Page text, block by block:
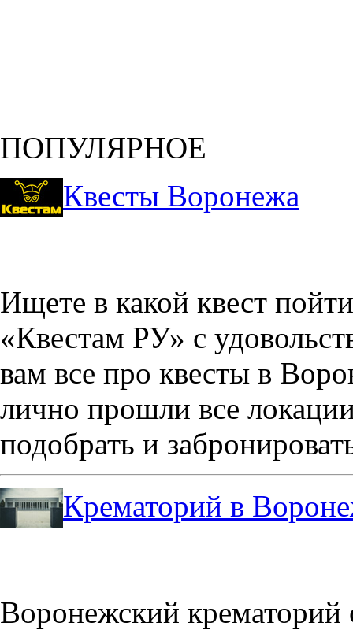
ПОПУЛЯРНОЕ
Квесты Воронежа
Ищете в какой квест
«Квестам РУ» с
вам все про квесты в
лично прошли все
подобрать и
Крематорий в
Воронежский крематорий